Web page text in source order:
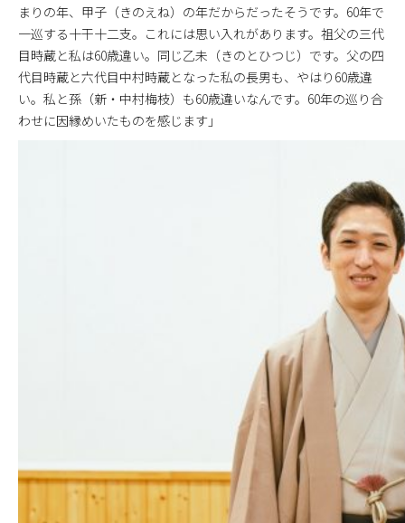
まりの年、甲子（きのえね）の年だからだったそうです。60年で
一巡する十干十二支。これには思い入れがあります。祖父の三代
目時蔵と私は60歳違い。同じ乙未（きのとひつじ）です。父の四
代目時蔵と六代目中村時蔵となった私の長男も、やはり60歳違
い。私と孫（新・中村梅枝）も60歳違いなんです。60年の巡り合
わせに因縁めいたものを感じます」